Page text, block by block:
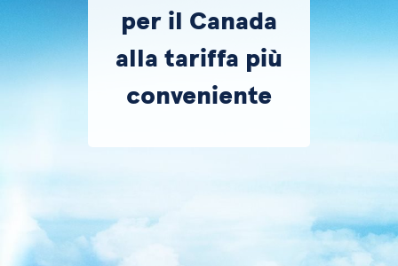
per il Canada
alla tariffa più
conveniente